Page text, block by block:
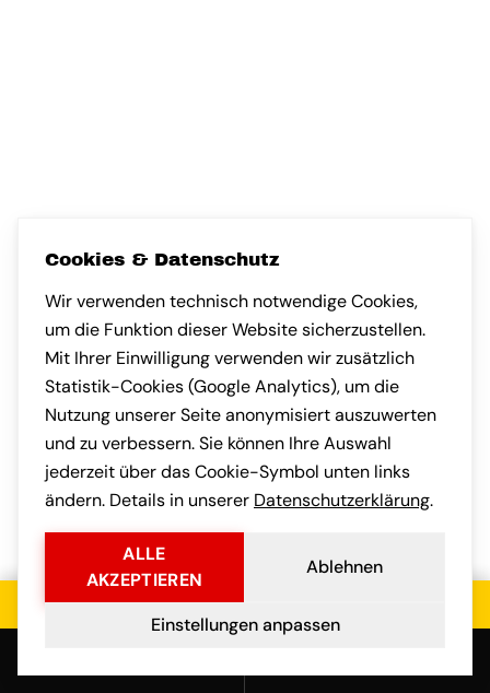
M.GOOGLE-BEWERTUNG VON ANDREAS H.
AH Andreas H.
vor 1 Monat
Nach München umgezogen und
sehr angenehm überrascht, wie
kompetent das Team gearbeitet
hat. Auch die Kommunikation
vorab war professionell.
GOOGLE-
SK Sandra K.
vor 1 Monat
Habe eine
nach Frankfurt
gebracht. Faires
transparente
und der Umzug
Jetzt kostenloses Angebot einholen
Cookies & Datenschutz
Wir verwenden technisch notwendige Cookies,
um die Funktion dieser Website sicherzustellen.
Mit Ihrer Einwilligung verwenden wir zusätzlich
Statistik-Cookies (Google Analytics), um die
Nutzung unserer Seite anonymisiert auszuwerten
und zu verbessern. Sie können Ihre Auswahl
jederzeit über das Cookie-Symbol unten links
ändern. Details in unserer Datenschutzerklärung.
ALLE
AKZEPTIEREN
Ablehnen
Einstellungen anpassen